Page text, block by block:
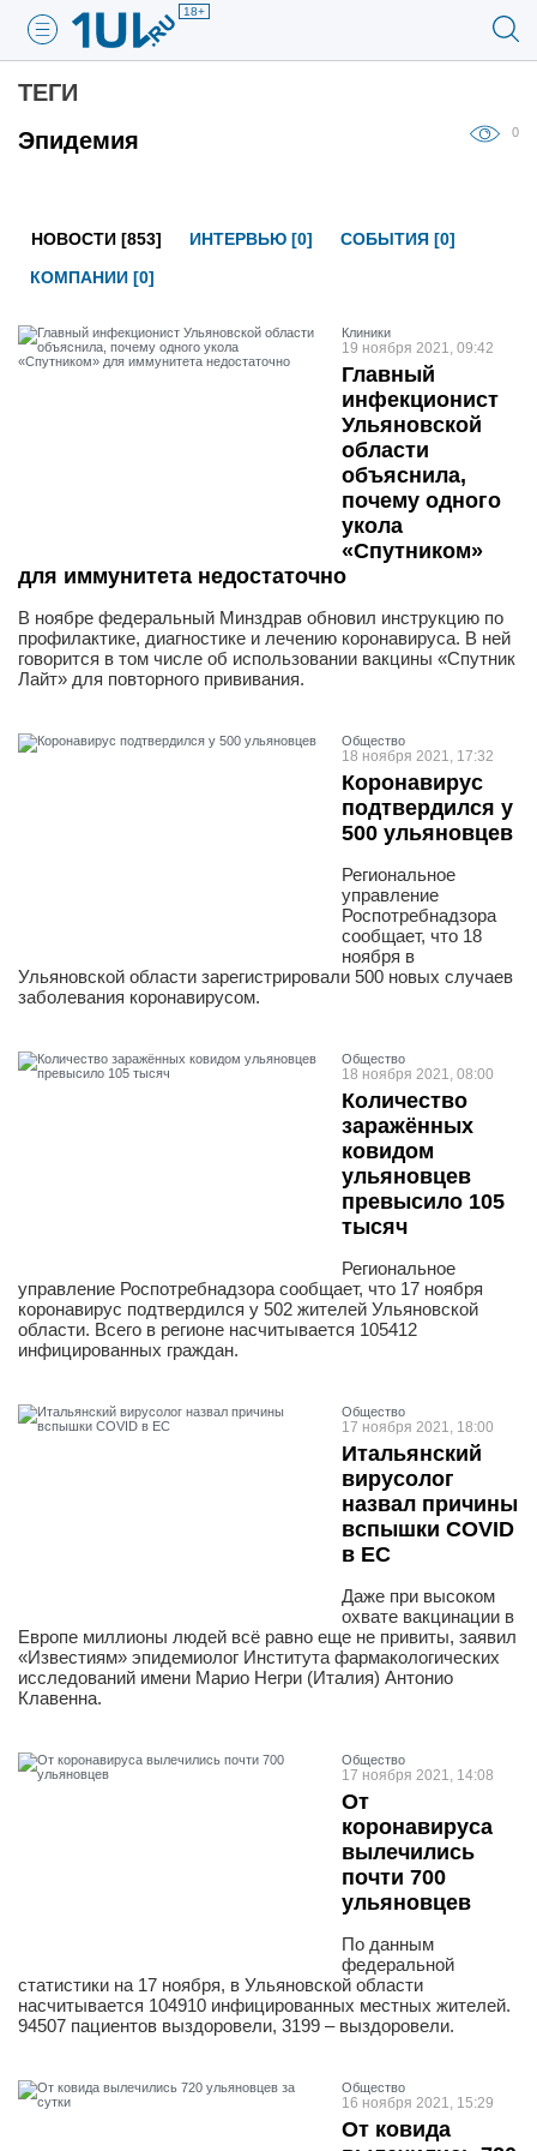
18+
ТЕГИ
Эпидемия
0
НОВОСТИ [853] ИНТЕРВЬЮ [0]
СОБЫТИЯ [0]
КОМПАНИИ [0]
Клиники
19 ноября 2021, 09:42
Главный
инфекционист
Ульяновской
области
объяснила,
почему одного
укола
«Спутником»
для иммунитета недостаточно
В ноябре федеральный Минздрав обновил инструкцию по
профилактике, диагностике и лечению коронавируса. В ней
говорится в том числе об использовании вакцины «Спутник
Лайт» для повторного прививания.
Общество
18 ноября 2021, 17:32
Коронавирус
подтвердился у
500 ульяновцев
Региональное
управление
Роспотребнадзора
сообщает, что 18
ноября в
Ульяновской области зарегистрировали 500 новых случаев
заболевания коронавирусом.
Общество
18 ноября 2021, 08:00
Количество
заражённых
ковидом
ульяновцев
превысило 105
тысяч
Региональное
управление Роспотребнадзора сообщает, что 17 ноября
коронавирус подтвердился у 502 жителей Ульяновской
области. Всего в регионе насчитывается 105412
инфицированных граждан.
Общество
17 ноября 2021, 18:00
Итальянский
вирусолог
назвал причины
вспышки COVID
в ЕС
Даже при высоком
охвате вакцинации в
Европе миллионы людей всё равно еще не привиты, заявил
«Известиям» эпидемиолог Института фармакологических
исследований имени Марио Негри (Италия) Антонио
Клавенна.
Общество
17 ноября 2021, 14:08
От
коронавируса
вылечились
почти 700
ульяновцев
По данным
федеральной
статистики на 17 ноября, в Ульяновской области
насчитывается 104910 инфицированных местных жителей.
94507 пациентов выздоровели, 3199 – выздоровели.
Общество
16 ноября 2021, 15:29
От ковида